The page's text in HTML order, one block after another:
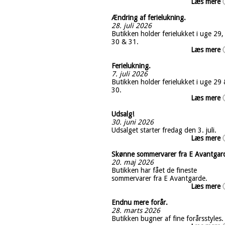
Ændring af ferielukning.
28. juli 2026
Butikken holder ferielukket i uge 29,
30 & 31.
Læs mere
Ferielukning.
7. juli 2026
Butikken holder ferielukket i uge 29
30.
Læs mere
Udsalg!
30. juni 2026
Udsalget starter fredag den 3. juli.
Læs mere
Skønne sommervarer fra E
20. maj 2026
Butikken har fået de fineste
sommervarer fra E Avantgarde.
Læs mere
Endnu mere forår.
28. marts 2026
Butikken bugner af fine forårsstyles.